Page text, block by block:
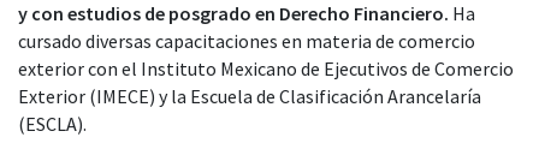
y con estudios de posgrado en Derecho Financiero. Ha
cursado diversas capacitaciones en materia de comercio
exterior con el Instituto Mexicano de Ejecutivos de Comercio
Exterior (IMECE) y la Escuela de Clasificación Arancelaría
(ESCLA).